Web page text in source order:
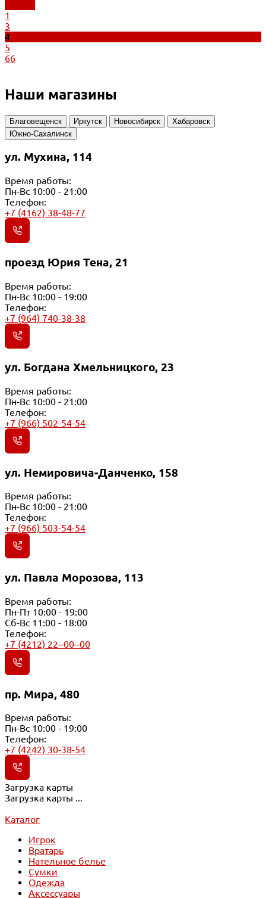
1
3
4
5
66
Наши магазины
Благовещенск Иркутск Новосибирск
Хабаровск
Южно-Сахалинск
ул. Мухина, 114
Время работы:
Пн-Вс 10:00 - 21:00
Телефон:
+7 (4162) 38-48-77
проезд Юрия Тена, 21
Время работы:
Пн-Вс 10:00 - 19:00
Телефон:
+7 (964) 740-38-38
ул. Богдана Хмельницкого, 23
Время работы:
Пн-Вс 10:00 - 21:00
Телефон:
+7 (966) 502-54-54
ул. Немировича-Данченко, 158
Время работы:
Пн-Вс 10:00 - 21:00
Телефон:
+7 (966) 503-54-54
ул. Павла Морозова, 113
Время работы:
Пн-Пт 10:00 - 19:00
Сб-Вс 11:00 - 18:00
Телефон:
+7 (4212) 22‒00‒00
пр. Мира, 480
Время работы:
Пн-Вс 10:00 - 19:00
Телефон:
+7 (4242) 30-38-54
Загрузка карты
Загрузка карты ...
Каталог
Игрок
Вратарь
Нательное белье
Сумки
Одежда
Аксессуары